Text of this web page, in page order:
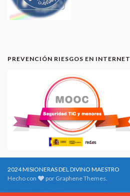
PREVENCIÓN RIESGOS EN INTERNET
2024 MISIONERAS DEL DIVINO MAESTRO
Hecho con
por Graphene Themes.